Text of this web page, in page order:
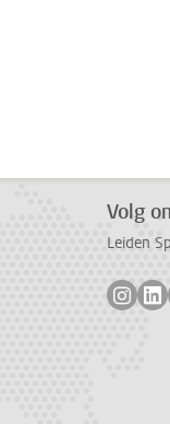
Volg
Leiden
Volg